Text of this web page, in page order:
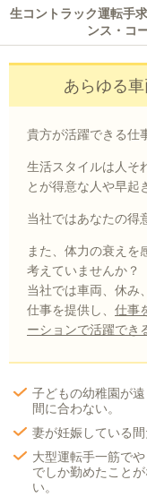
生コントラック運転手
ンス・コ
あらゆる
貴方が活躍できる仕
生活スタイルは人そ
とが得意な人や早起
当社ではあなたの得
また、体力の衰えを
考えていませんか？
当社では車両、休み
仕事を提供し、 仕事
ーションで活躍でき
子どもの幼稚園が
間に合わない。
妻が妊娠している間
大型運転手一筋で
でしか勤めたこと
い。